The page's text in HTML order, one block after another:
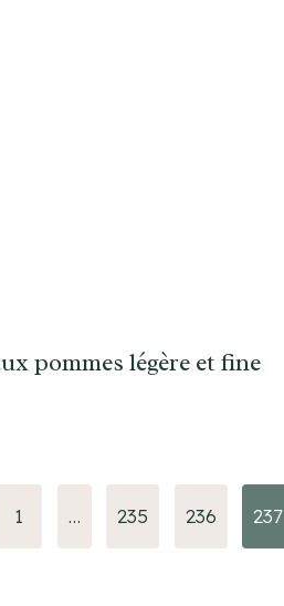
pommes légère et fine
1 … 235 236 237